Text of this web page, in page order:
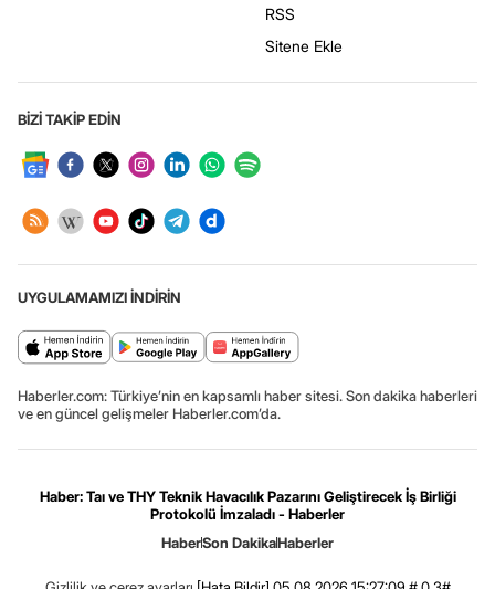
RSS
Sitene Ekle
BİZİ TAKİP EDİN
UYGULAMAMIZI İNDİRİN
Haberler.com: Türkiye’nin en kapsamlı haber sitesi. Son dakika haberleri
ve en güncel gelişmeler Haberler.com’da.
Haber: Taı ve THY Teknik Havacılık Pazarını Geliştirecek İş Birliği
Protokolü İmzaladı - Haberler
HaberSon DakikaHaberler